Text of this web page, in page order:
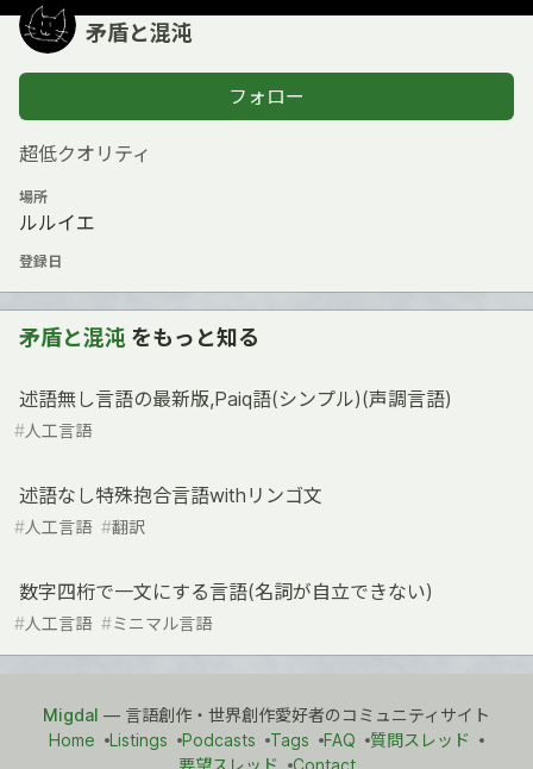
矛盾と混沌
フォロー
超低クオリティ
場所
ルルイエ
登録日
矛盾と混沌 をもっと知る
述語無し言語の最新版,Paiq語(シンプル)(声調言語)
#人工言語
述語なし特殊抱合言語withリンゴ文
#人工言語 #翻訳
数字四桁で一文にする言語(名詞が自立できない)
#人工言語 #ミニマル言語
Migdal — 言語創作・世界創作愛好者のコミュニティサイト
Home
Listings Podcasts Tags FAQ
質問スレッド
要望スレッド
Contact